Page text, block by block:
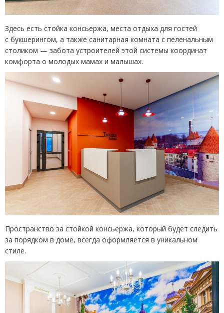
Здесь есть стойка консьержа, места отдыха для гостей
с букшерингом, а также санитарная комната с пеленальным
столиком — забота устроителей этой системы координат
комфорта о молодых мамах и малышах.
Пространство за стойкой консьержа, который будет следить
за порядком в доме, всегда оформляется в уникальном
стиле.